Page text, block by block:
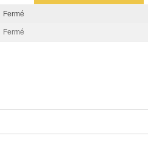
Fermé
Fermé